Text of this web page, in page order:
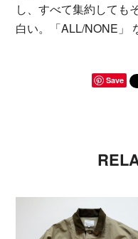
し、すべて集約しても
白い。「ALL/NONE」
Save